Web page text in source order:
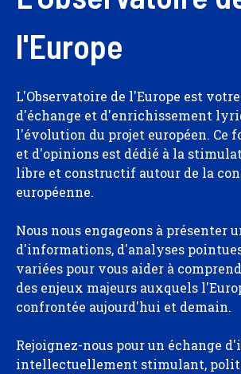
l'Europe
L'Observatoire de l'Europe est votre
d'échange et d'enrichissement
l'évolution du projet européen. Ce
et d'opinions est dédié à la
libre et constructif autour de la
européenne.
Nous nous engageons à présenter
d'informations, d'analyses
variées pour vous aider à
des enjeux majeurs auxquels
confrontée aujourd'hui et demain.
Rejoignez-nous pour un échange
intellectuellement stimulant,